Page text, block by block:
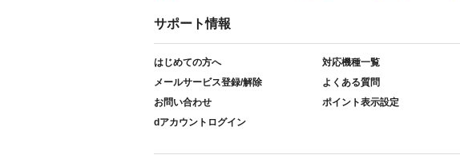
サポート情報
はじめての方へ
対応機種一覧
メールサービス登録/解除
よくある質問
お問い合わせ
ポイント表示設定
dアカウントログイン